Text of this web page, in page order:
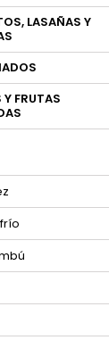
LASAÑAS Y
Y FRUTAS